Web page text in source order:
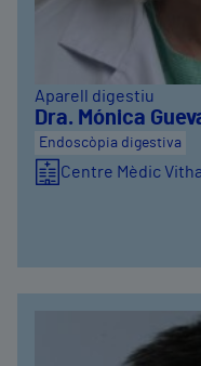
Aparell digestiu
Dra. Mónica
Endoscòpia digestiva
Centre Mèdic